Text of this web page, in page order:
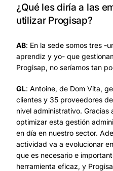
¿Qué les diría a las
utilizar Progisap?
AB: En la sede somos tres -
aprendiz y yo- que
Progisap, no seríamos tan
GL: Antoine, de Dom Vita,
clientes y 35 proveedores
nivel administrativo. Gracias
optimizar esta gestión
en día en nuestro sector.
actividad va a evolucionar
que es necesario e
herramienta eficaz, y